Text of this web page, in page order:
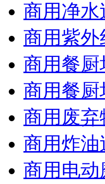
商用净
商用紫外
商用餐
商用餐
商用废弃
商用炸油
商用电动